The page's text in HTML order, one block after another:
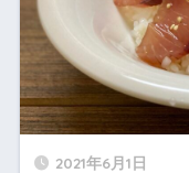
2021年6月1日